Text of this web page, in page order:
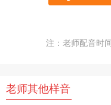
注：老师配音时
老师其他样音